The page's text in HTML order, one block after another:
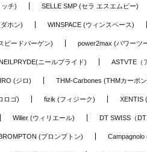
チ) SELLE SMP (セラ エスエムピー)
ホン) WINSPACE (ウィンスペース)
ピードバーゲン) power2max (パワーツ
NEILPRYDE(ニールプライド) ASTVTE（
(ジロ) THM-Carbones (THMカーボ
ロゴ) fizik (フィジーク) XENTIS
Wilier (ウィリエール) DT SWISS（DT
(ブロンプトン) Campagnolo